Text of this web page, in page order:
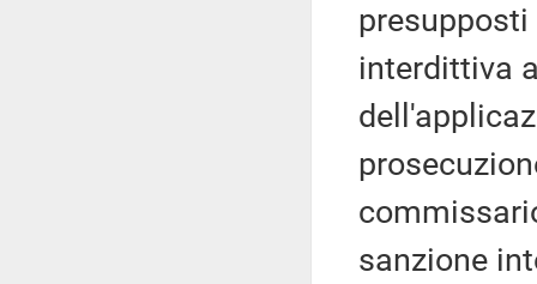
interdittiva
sanzione